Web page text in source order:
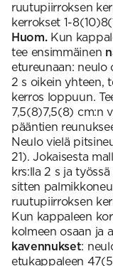
ruutupiirroksen
kerrokset 1-
Huom.Kun
tee ensimmäinen
etureunaan: neulo
2 s oikein yhteen,
kerros loppuun.
7,5(8)7,5(8) cm:n
pääntien
Neulo vielä
21). Jokaisesta
krs:lla 2 s ja
sitten
ruutupiirroksen
Kun kappaleen
kolmeen osaan ja
kavennukset:
etukappaleen